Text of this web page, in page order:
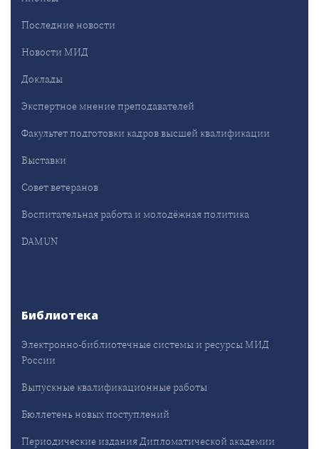
Последние новости
Новости МИД
Доклады
Экспертное мнение преподавателей
Факультет подготовки кадров высшей квалификации
Выставки
Совет ветеранов
Воспитательная работа и молодёжная политика
DAMUN
Библиотека
Электронно-библиотечные системы и ресурсы МИД
России
Выпускные квалификационные работы
Бюллетень новых поступлений
Периодические издания Дипломатической академии